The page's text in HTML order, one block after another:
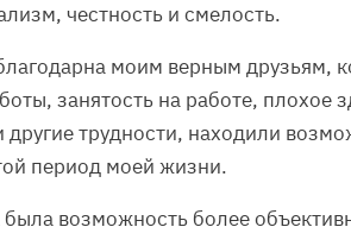
честность и смелость.
моим верным друзьям,
занятость на работе, плохое
другие трудности, находили
период моей жизни.
была возможность более